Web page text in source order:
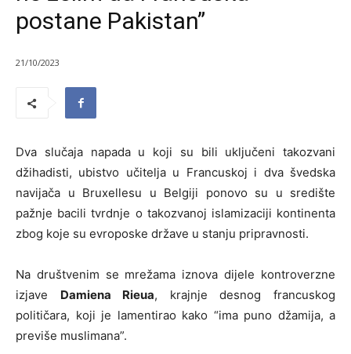
postane Pakistan”
21/10/2023
Dva slučaja napada u koji su bili uključeni takozvani
džihadisti, ubistvo učitelja u Francuskoj i dva švedska
navijača u Bruxellesu u Belgiji ponovo su u središte
pažnje bacili tvrdnje o takozvanoj islamizaciji kontinenta
zbog koje su evroposke države u stanju pripravnosti.
Na društvenim se mrežama iznova dijele kontroverzne
izjave Damiena Rieua, krajnje desnog francuskog
političara, koji je lamentirao kako “ima puno džamija, a
previše muslimana”.